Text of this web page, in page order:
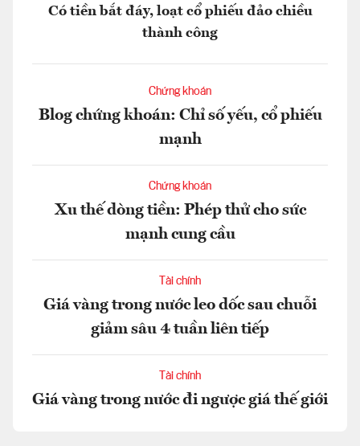
Có tiền bắt đáy, loạt cổ phiếu đảo chiều
thành công
Chứng khoán
Blog chứng khoán: Chỉ số yếu, cổ phiếu
mạnh
Chứng khoán
Xu thế dòng tiền: Phép thử cho sức
mạnh cung cầu
Tài chính
Giá vàng trong nước leo dốc sau chuỗi
giảm sâu 4 tuần liên tiếp
Tài chính
Giá vàng trong nước đi ngược giá thế giới